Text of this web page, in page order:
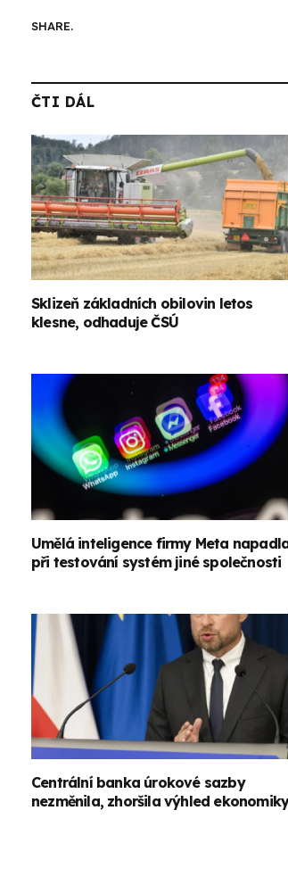
SHARE.
ČTI DÁL
Sklizeň základních obilovin letos
klesne, odhaduje ČSÚ
Umělá inteligence firmy Meta
při testování systém jiné společnosti
Centrální banka úrokové sazby
nezměnila, zhoršila výhled